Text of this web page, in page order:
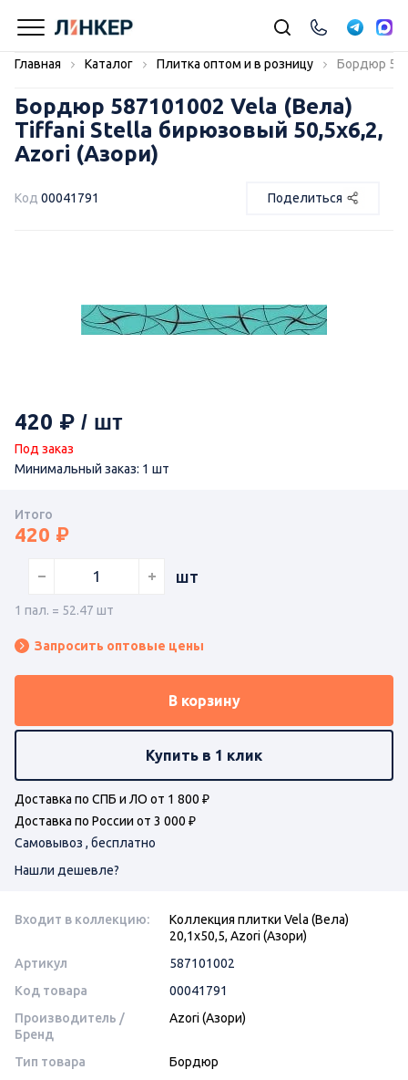
Главная Каталог Плитка оптом и в розницу Бордюр
Бордюр 587101002 Vela (Вела)
Tiffani Stella бирюзовый 50,5х6,2,
Azori (Азори)
Код 00041791 Поделиться
420
Под заказ
Минимальный заказ: 1 шт
Итого
420
шт
1 пал. = 52.47 шт
Запросить оптовые цены
В корзину
Купить в 1 клик
Доставка по СПБ и ЛО от 1 800 ₽
Доставка по России от 3 000 ₽
Самовывоз , бесплатно
Нашли дешевле?
Входит в коллекцию:
Коллекция плитки Vela (Вела)
20,1х50,5, Azori (Азори)
Артикул
587101002
Код товара
00041791
Производитель /
Бренд
Azori (Азори)
Тип товара
Бордюр